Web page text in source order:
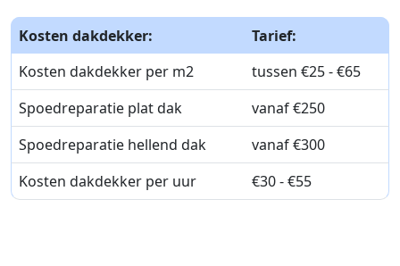
Kosten dakdekker:
Tarief:
Kosten dakdekker per m2
tussen €25 - €65
Spoedreparatie plat dak
vanaf €250
Spoedreparatie hellend dak
vanaf €300
Kosten dakdekker per uur
€30 - €55